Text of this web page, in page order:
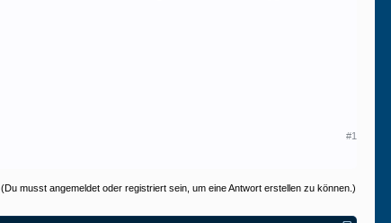
#1
(Du musst angemeldet oder registriert sein, um eine Antwort erstellen zu können.)